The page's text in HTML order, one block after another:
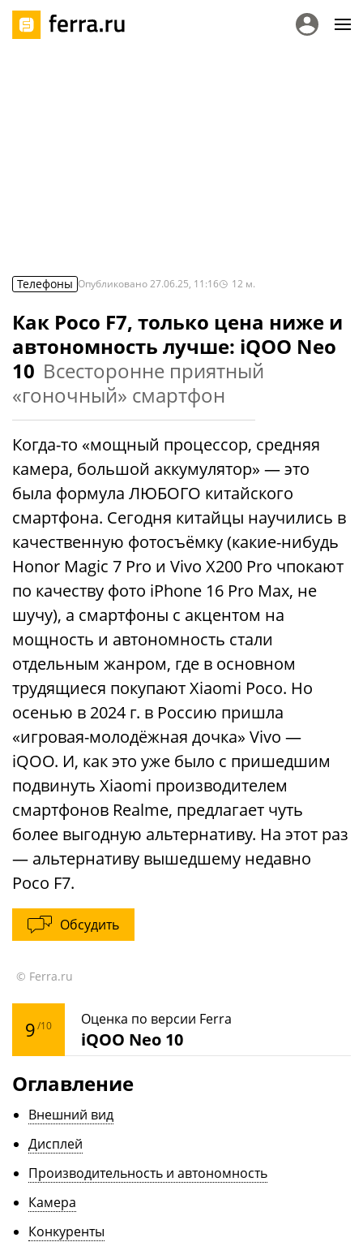
Телефоны Опубликовано27.06.25, 11:16 12 м.
Как Poco F7, только цена ниже и
автономность лучше: iQOO Neo
10 Всесторонне приятный
«гоночный» смартфон
Когда-то «мощный процессор, средняя
камера, большой аккумулятор» — это
была формула ЛЮБОГО китайского
смартфона. Сегодня китайцы научились в
качественную фотосъёмку (какие-нибудь
Honor Magic 7 Pro и Vivo X200 Pro чпокают
по качеству фото iPhone 16 Pro Max, не
шучу), а смартфоны с акцентом на
мощность и автономность стали
отдельным жанром, где в основном
трудящиеся покупают Xiaomi Poco. Но
осенью в 2024 г. в Россию пришла
«игровая-молодёжная дочка» Vivo —
iQOO. И, как это уже было с пришедшим
подвинуть Xiaomi производителем
смартфонов Realme, предлагает чуть
более выгодную альтернативу. На этот раз
— альтернативу вышедшему недавно
Poco F7.
Обсудить
© Ferra.ru
9/10 Оценка по версии Ferra
iQOO Neo 10
Оглавление
Внешний вид
Дисплей
Производительность и автономность
Камера
Конкуренты